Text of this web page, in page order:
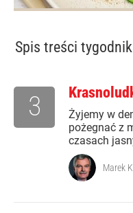
Spis treści
Żyjemy w
pożegnać z
czasach
3
Marek